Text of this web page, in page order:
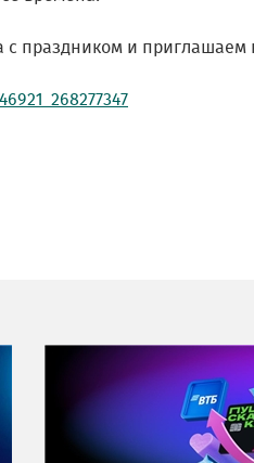
с праздником и приглашаем